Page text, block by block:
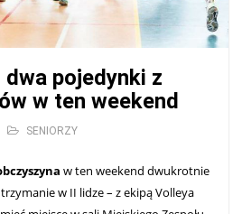
dwa pojedynki z
w ten weekend
SENIORZY
w ten weekend dwukrotnie
w II lidze – z ekipą Volleya